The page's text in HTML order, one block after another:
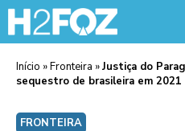
Início »Fronteira »Justiça do
sequestro de brasileira em 2021
FRONTEIRA